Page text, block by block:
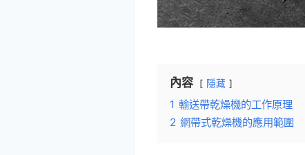
內容 隱藏
1 輸送帶乾燥機的工作原理
2 網帶式乾燥機的應用範圍